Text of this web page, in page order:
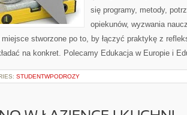
się programy, metody,
opiekunów, wyzwania
miejsce stworzone po to, by łączyć praktykę z
na konkret. Polecamy Edukacja w Europie i
STUDENTWPODROZY